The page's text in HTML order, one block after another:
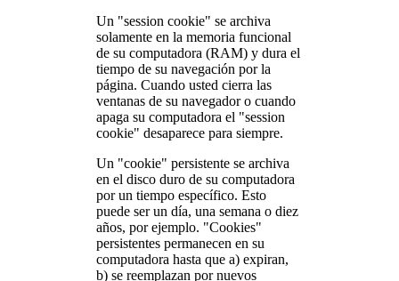
Un "session cookie" se archiva
solamente en la memoria funcional
de su computadora (RAM) y dura el
tiempo de su navegación por la
página. Cuando usted cierra las
ventanas de su navegador o cuando
apaga su computadora el "session
cookie" desaparece para siempre.
Un "cookie" persistente se archiva
en el disco duro de su computadora
por un tiempo específico. Esto
puede ser un día, una semana o diez
años, por ejemplo. "Cookies"
persistentes permanecen en su
computadora hasta que a) expiran,
b) se reemplazan por nuevos